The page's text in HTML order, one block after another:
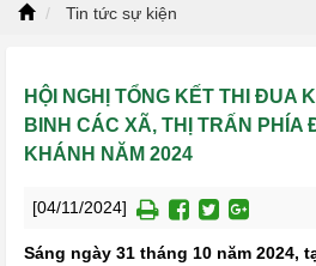
Tin tức sự kiện
HỘI NGHỊ TỔNG KẾT THI ĐUA
BINH CÁC XÃ, THỊ TRẤN PHÍA
KHÁNH NĂM 2024
[04/11/2024]
Sáng ngày 31 tháng 10 năm 2024,